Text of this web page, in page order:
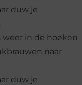
duw je
weer in de hoeken
naar
duw je